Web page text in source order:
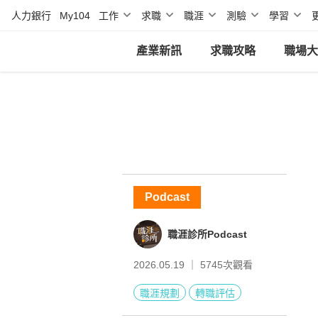
人力銀行 My104 工作 求職 職涯 測驗 學習
產業新訊 求職攻略 職場
Podcast
職涯診所Podcast
2026.05.19 ｜ 5745次觀看
職涯規劃 轉職評估